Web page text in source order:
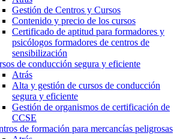
Gestión de Centros y Cursos
Contenido y precio de los cursos
Certificado de aptitud para formadores y
psicólogos formadores de centros de
sensibilización
de conducción segura y eficiente
Atrás
Alta y gestión de cursos de conducción
segura y eficiente
Gestión de organismos de certificación de
CCSE
de formación para mercancías peligrosas